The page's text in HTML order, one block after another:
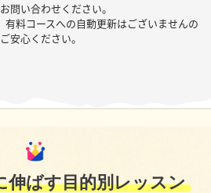
問い合わせください。
料コースへの自動更新はございませんの
安心ください。
伸ばす目的別レッスン